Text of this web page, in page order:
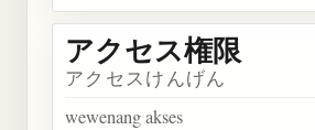
アクセス権限
アクセスけんげん
wewenang akses